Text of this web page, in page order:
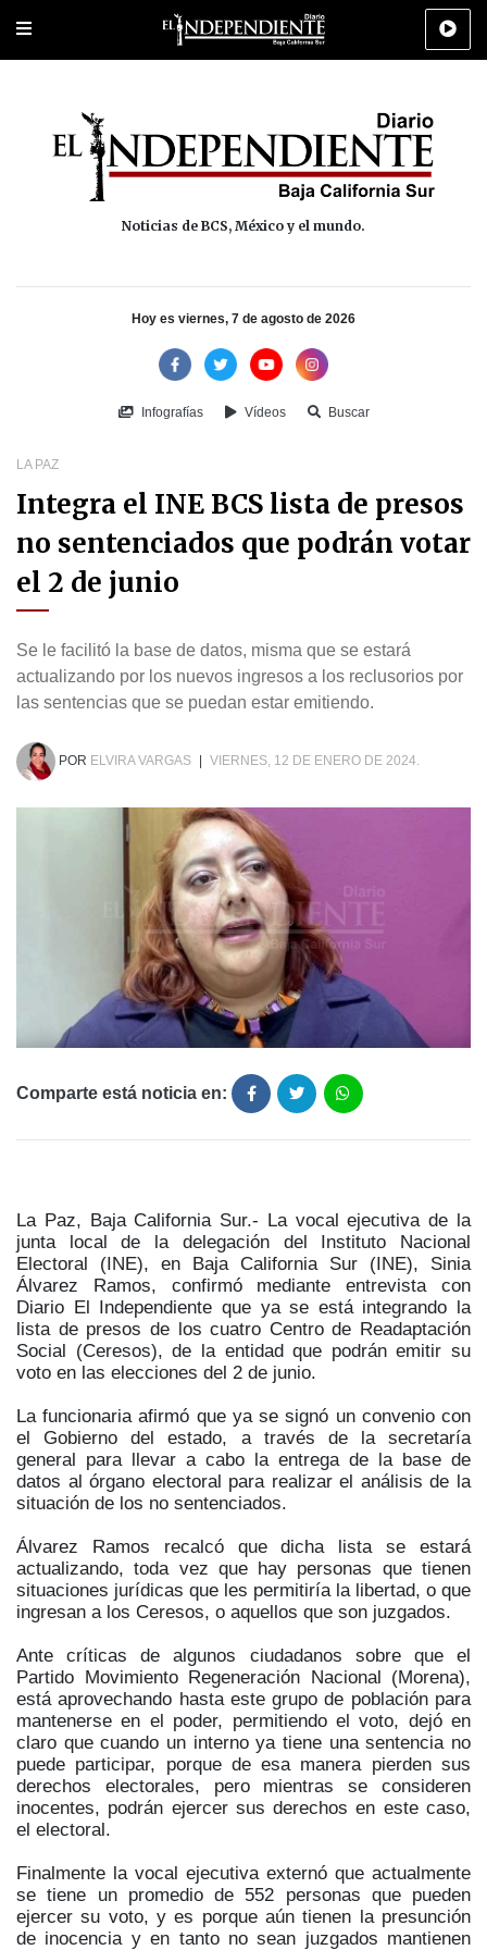
Portada Los Cabos Policiaca Deportes Cultura
Noticias de BCS, México y el mundo.
Hoy es viernes, 7 de agosto de 2026
Infografías Vídeos Buscar
LA PAZ
Integra el INE BCS lista de presos
no sentenciados que podrán votar
el 2 de junio
Se le facilitó la base de datos, misma que se estará
actualizando por los nuevos ingresos a los reclusorios por
las sentencias que se puedan estar emitiendo.
POR ELVIRA VARGAS VIERNES, 12 DE ENERO DE 2024.
Comparte está noticia en:
La Paz, Baja California Sur.- La vocal ejecutiva de la
junta local de la delegación del Instituto Nacional
Electoral (INE), en Baja California Sur (INE), Sinia
Álvarez Ramos, confirmó mediante entrevista con
Diario El Independiente que ya se está integrando la
lista de presos de los cuatro Centro de Readaptación
Social (Ceresos), de la entidad que podrán emitir su
voto en las elecciones del 2 de junio.
La funcionaria afirmó que ya se signó un convenio con
el Gobierno del estado, a través de la secretaría
general para llevar a cabo la entrega de la base de
datos al órgano electoral para realizar el análisis de la
situación de los no sentenciados.
Álvarez Ramos recalcó que dicha lista se estará
actualizando, toda vez que hay personas que tienen
situaciones jurídicas que les permitiría la libertad, o que
ingresan a los Ceresos, o aquellos que son juzgados.
Ante críticas de algunos ciudadanos sobre que el
Partido Movimiento Regeneración Nacional (Morena),
está aprovechando hasta este grupo de población para
mantenerse en el poder, permitiendo el voto, dejó en
claro que cuando un interno ya tiene una sentencia no
puede participar, porque de esa manera pierden sus
derechos electorales, pero mientras se consideren
inocentes, podrán ejercer sus derechos en este caso,
el electoral.
Finalmente la vocal ejecutiva externó que actualmente
se tiene un promedio de 552 personas que pueden
ejercer su voto, y es porque aún tienen la presunción
de inocencia y en tanto no sean juzgados mantienen